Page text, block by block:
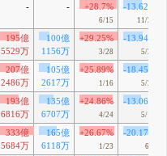
- - +28.7%
6/15
-13.62%
11/27
195億
5529万
100億
1156万
+29.25%
3/28
-13.94%
5/25
207億
2486万
105億
2617万
+25.89%
1/16
-18.45%
5/26
193億
6816万
135億
6707万
+24.86%
4/24
-13.06%
5/18
333億
5684万
165億
6118万
+26.67%
1/23
-20.17%
6/7